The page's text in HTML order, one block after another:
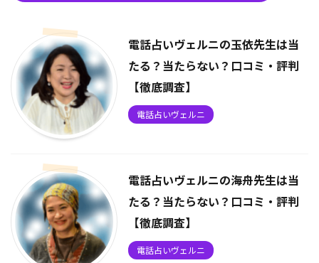
電話占いヴェルニの玉依先生は当
たる？当たらない？口コミ・評判
【徹底調査】
電話占いヴェルニ
電話占いヴェルニの海舟先生は当
たる？当たらない？口コミ・評判
【徹底調査】
電話占いヴェルニ